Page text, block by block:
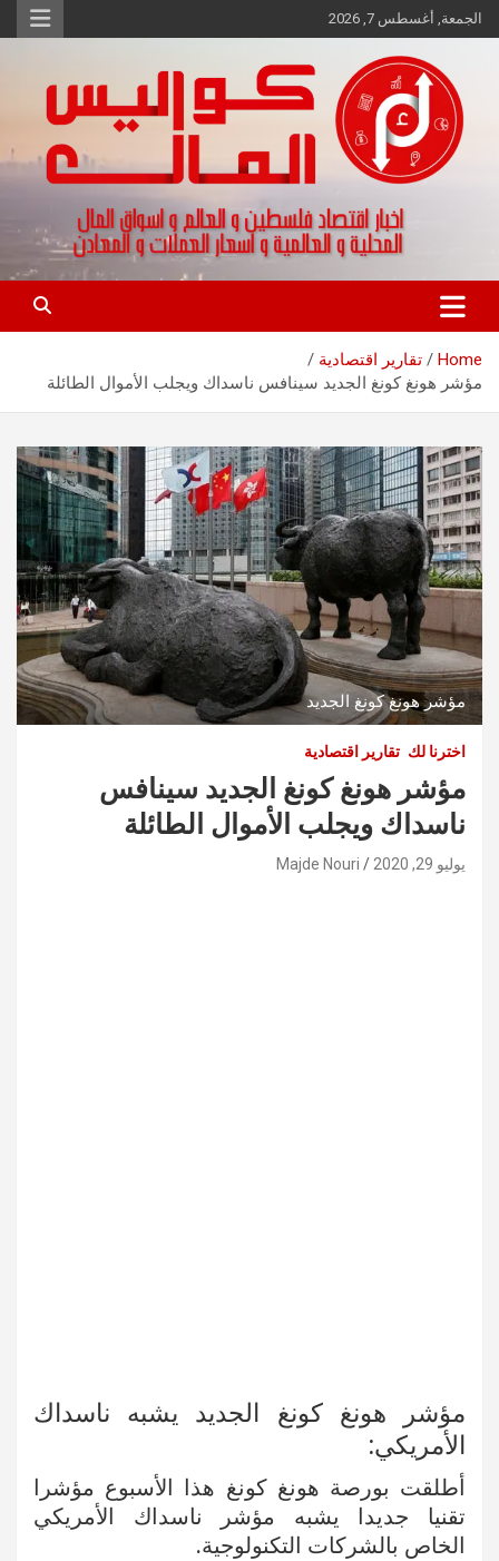
Skip
to
الجمعة, أغسطس 7, 2026
كواليس المال
اخبار اقتصاد فلسطين و العالم و تقارير اسواق المال و العملات
Home
تقارير اقتصادية
مؤشر هونغ كونغ الجديد سينافس ناسداك ويجلب الأموال الطائلة
مؤشر هونغ كونغ الجديد
اخترنا لك تقارير اقتصادية
مؤشر هونغ كونغ الجديد سينافس
ناسداك ويجلب الأموال الطائلة
يوليو 29, 2020 Majde Nouri
مؤشر هونغ كونغ الجديد يشبه ناسداك
الأمريكي:
أطلقت بورصة هونغ كونغ هذا الأسبوع مؤشرا
تقنيا جديدا يشبه مؤشر ناسداك الأمريكي
الخاص بالشركات التكنولوجية.